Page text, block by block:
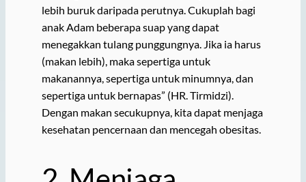
lebih buruk daripada perutnya. Cukuplah bagi
anak Adam beberapa suap yang dapat
menegakkan tulang punggungnya. Jika ia harus
(makan lebih), maka sepertiga untuk
makanannya, sepertiga untuk minumnya, dan
sepertiga untuk bernapas” (HR. Tirmidzi).
Dengan makan secukupnya, kita dapat menjaga
kesehatan pencernaan dan mencegah obesitas.